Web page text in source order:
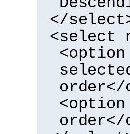
</
<select
order</
order</